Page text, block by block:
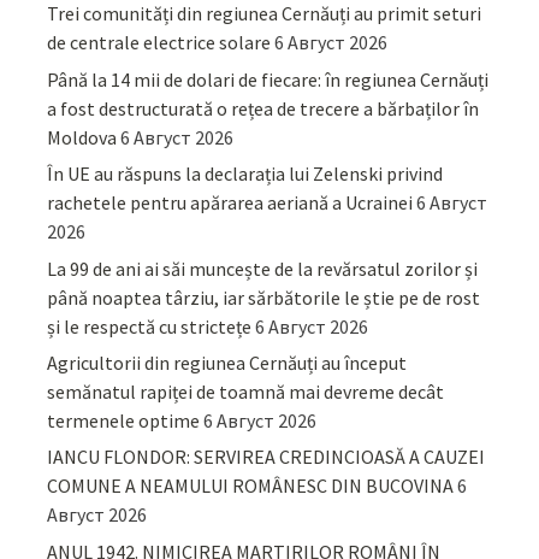
Trei comunități din regiunea Cernăuți au primit seturi
de centrale electrice solare 6 Август 2026
Până la 14 mii de dolari de fiecare: în regiunea Cernăuți
a fost destructurată o rețea de trecere a bărbaților în
Moldova 6 Август 2026
În UE au răspuns la declarația lui Zelenski privind
rachetele pentru apărarea aeriană a Ucrainei 6 Август
2026
La 99 de ani ai săi muncește de la revărsatul zorilor și
până noaptea târziu, iar sărbătorile le știe pe de rost
și le respectă cu strictețe 6 Август 2026
Agricultorii din regiunea Cernăuți au început
semănatul rapiței de toamnă mai devreme decât
termenele optime 6 Август 2026
IANCU FLONDOR: SERVIREA CREDINCIOASĂ A CAUZEI
COMUNE A NEAMULUI ROMÂNESC DIN BUCOVINA6
Август 2026
ANUL 1942. NIMICIREA MARTIRILOR ROMÂNI ÎN